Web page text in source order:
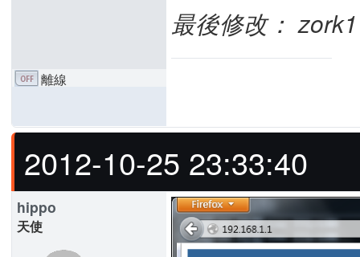
最後修改：
離線
2012-10-25 23:33:40
hippo
天使